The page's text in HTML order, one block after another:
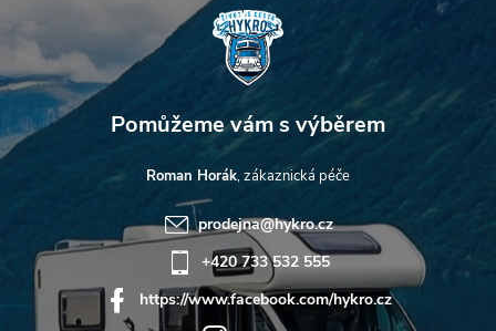
í
Roman Horák
prodejna@hykro.cz
+420 733 532 555
https://www.facebook.com/hykro.cz